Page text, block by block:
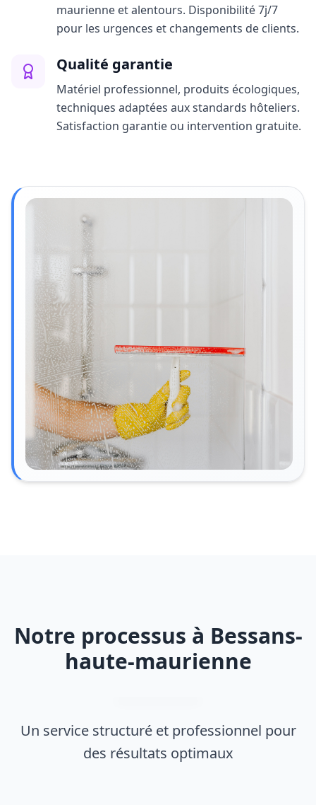
maurienne et alentours. Disponibilité 7j/7
pour les urgences et changements de clients.
Qualité garantie
Matériel professionnel, produits écologiques,
techniques adaptées aux standards hôteliers.
Satisfaction garantie ou intervention gratuite.
Notre processus à Bessans-
haute-maurienne
Un service structuré et professionnel pour
des résultats optimaux